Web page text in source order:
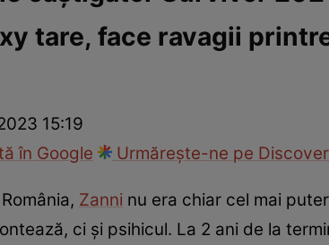
Paparazzii Click!
tare, face ravagii
15:19
în Google
Urmărește-ne pe Discover
Zanni nu era chiar cel mai
ci și psihicul. La 2 ani de la